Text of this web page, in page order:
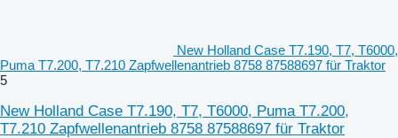
New Holland Case T7.190, T7, T6000,
Puma T7.200, T7.210 Zapfwellenantrieb 8758 87588697 für Traktor
5
New Holland Case T7.190, T7, T6000, Puma T7.200,
T7.210 Zapfwellenantrieb 8758 87588697 für Traktor